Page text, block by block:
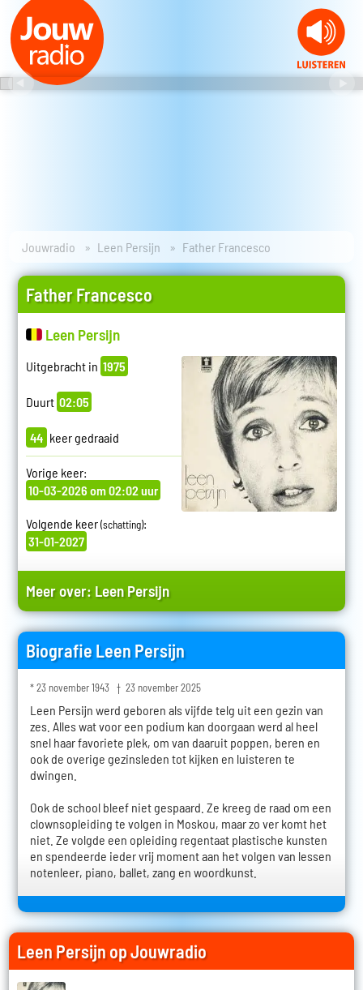
Jouwradio Leen Persijn Father Francesco
Father Francesco
Leen Persijn
Uitgebracht in 1975
Duurt 02:05
44 keer gedraaid
Vorige keer:
10-03-2026 om 02:02 uur
Volgende keer(schatting):
31-01-2027
Meer over: Leen Persijn
Biografie Leen Persijn
* 23 november 1943 † 23 november 2025
Leen Persijn werd geboren als vijfde telg uit een gezin van
zes. Alles wat voor een podium kan doorgaan werd al heel
snel haar favoriete plek, om van daaruit poppen, beren en
ook de overige gezinsleden tot kijken en luisteren te
dwingen.
Ook de school bleef niet gespaard. Ze kreeg de raad om een
clownsopleiding te volgen in Moskou, maar zo ver komt het
niet. Ze volgde een opleiding regentaat plastische kunsten
en spendeerde ieder vrij moment aan het volgen van lessen
notenleer, piano, ballet, zang en woordkunst.
Leen Persijn op Jouwradio